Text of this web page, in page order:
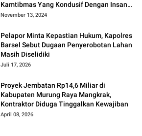
Kamtibmas Yang Kondusif Dengan Insan
Pers
November 13, 2024
Pelapor Minta Kepastian Hukum, Kapolres
Barsel Sebut Dugaan Penyerobotan Lahan
Masih Diselidiki
Juli 17, 2026
Proyek Jembatan Rp14,6 Miliar di
Kabupaten Murung Raya Mangkrak,
Kontraktor Diduga Tinggalkan Kewajiban
April 08, 2026